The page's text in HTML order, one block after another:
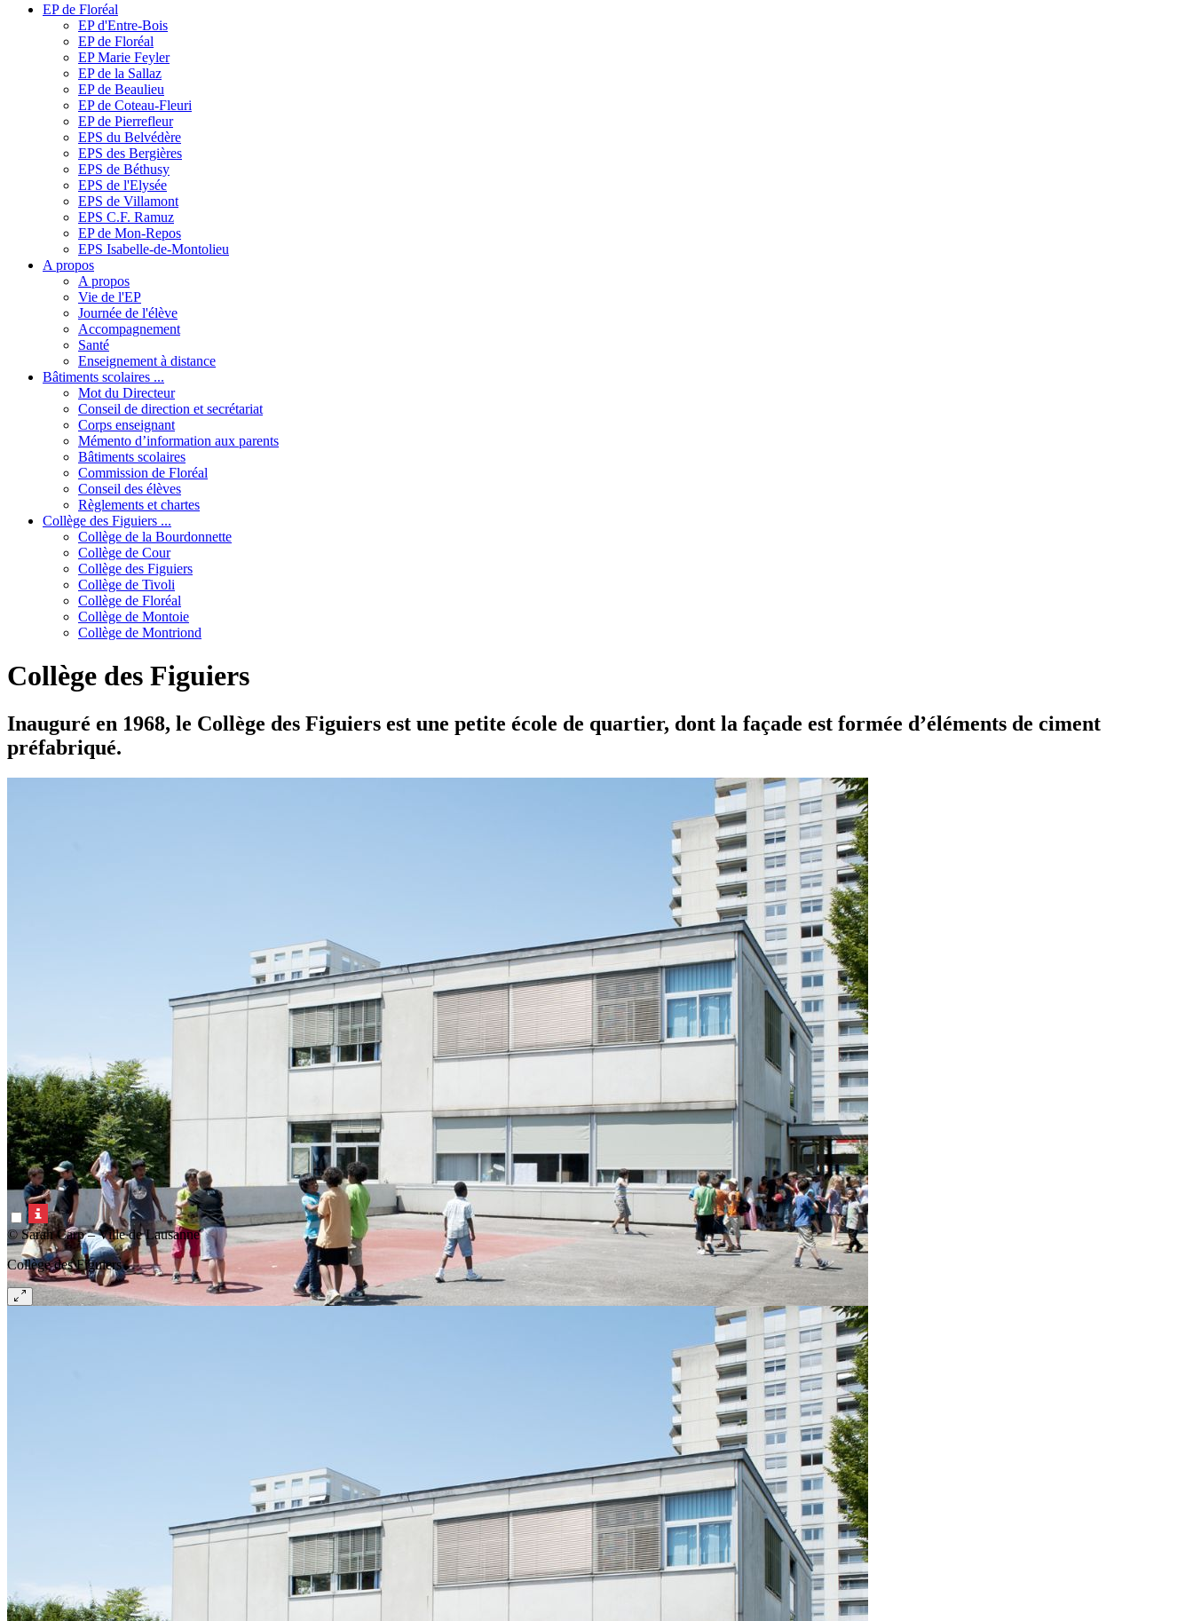
EP de Floréal
EP d'Entre-Bois
EP de Floréal
EP Marie Feyler
EP de la Sallaz
EP de Beaulieu
EP de Coteau-Fleuri
EP de Pierrefleur
EPS du Belvédère
EPS des Bergières
EPS de Béthusy
EPS de l'Elysée
EPS de Villamont
EPS C.F. Ramuz
EP de Mon-Repos
EPS Isabelle-de-Montolieu
A propos
A propos
Vie de l'EP
Journée de l'élève
Accompagnement
Santé
Enseignement à distance
Bâtiments scolaires ...
Mot du Directeur
Conseil de direction et secrétariat
Corps enseignant
Mémento d’information aux parents
Bâtiments scolaires
Commission de Floréal
Conseil des élèves
Règlements et chartes
Collège des Figuiers ...
Collège de la Bourdonnette
Collège de Cour
Collège des Figuiers
Collège de Tivoli
Collège de Floréal
Collège de Montoie
Collège de Montriond
Collège des Figuiers
Inauguré en 1968, le Collège des Figuiers est une petite école de quartier, dont la façade est formée d’éléments de ciment
préfabriqué.
© Sarah Carp – Ville de Lausanne
Collège des Figuiers